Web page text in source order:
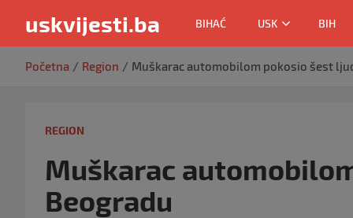
uskvijesti.ba BIHAĆ USK BIH
Početna Region Muškarac automobilom pokosio šest
REGION
Muškarac
Beogradu